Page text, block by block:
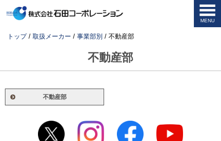
このページの本文へ
MENU
現
置：
トップ/ 取扱メーカー / 事業部別 / 不動産部
不動産部
不動産部